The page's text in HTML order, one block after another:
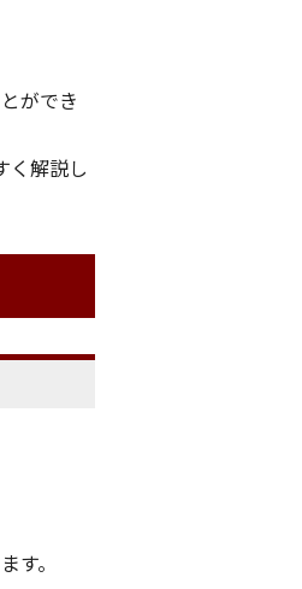
ができ
く解説し
す。